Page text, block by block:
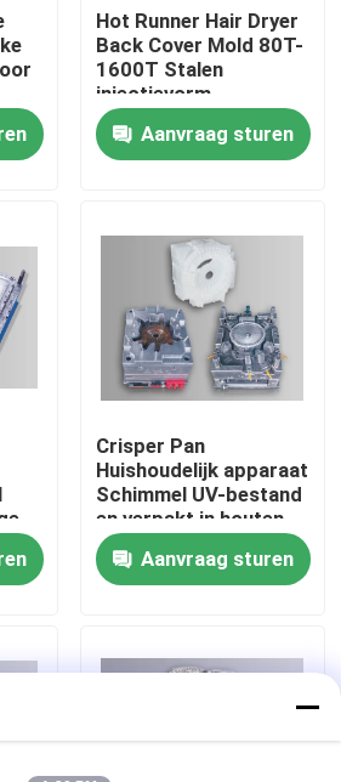
ONS OP
Hot Runner Hair Dryer
Back Cover Mold 80T-
1600T Stalen
injectievorm
Aanvraag sturen
Crisper Pan
Huishoudelijk apparaat
Schimmel UV-bestand
en verpakt in houten
kast voor producten
Aanvraag sturen